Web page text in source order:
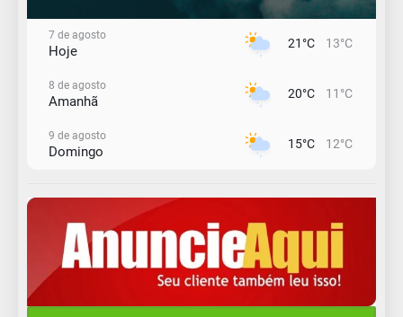
7 de agosto
Hoje 21°C 13°C
8 de agosto
Amanhã 20°C 11°C
9 de agosto
Domingo 15°C 12°C
Segunda-Feira 14°C 10°C
11 de agosto
Terça-Feira
Quarta-Feira